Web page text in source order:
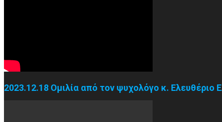
2023.12.18 Ομιλία από τον ψυχολόγο κ. Ελευθέριο